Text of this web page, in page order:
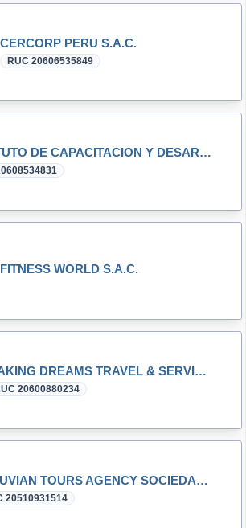
CERCORP PERU S.A.C.
RUC 20606535849
INSTITUTO DE CAPACITACION Y DESARROLLO PROFESIONAL ICDPRO S.A.C.
FITNESS WORLD S.A.C.
MAKING DREAMS TRAVEL & SERVICES S.A.C.
20600880234
PERUVIAN TOURS AGENCY SOCIEDAD ANONIMA CERRADA
20510931514